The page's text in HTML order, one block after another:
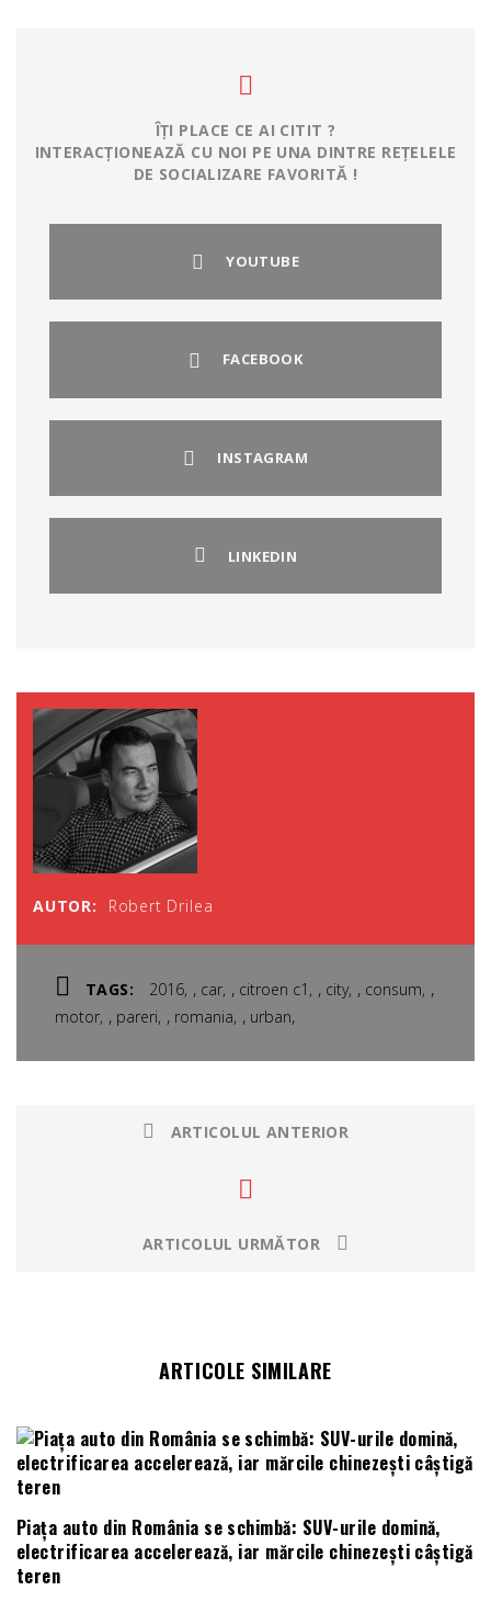
ÎȚI PLACE CE AI CITIT ?
INTERACȚIONEAZĂ CU NOI PE UNA DINTRE REȚELELE
DE SOCIALIZARE FAVORITĂ !
YOUTUBE
FACEBOOK
INSTAGRAM
LINKEDIN
AUTOR: Robert Drilea
TAGS: 2016 , car , citroen c1 , city , consum ,
motor , pareri , romania , urban,
ARTICOLUL ANTERIOR
ARTICOLUL URMĂTOR
ARTICOLE SIMILARE
Piața auto din România se schimbă: SUV-urile domină,
electrificarea accelerează, iar mărcile chinezești câștigă
teren